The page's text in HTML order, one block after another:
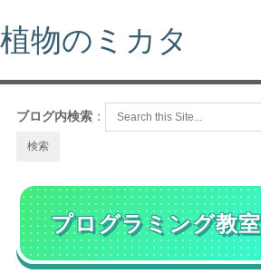
植物のミカタ
ブログ内検索 ：
プログラミング教室